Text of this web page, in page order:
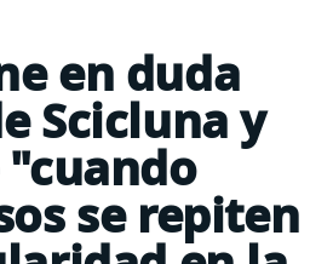
en duda
Scicluna y
se repiten